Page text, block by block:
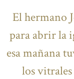
El hermano
para abrir la
esa mañana
los